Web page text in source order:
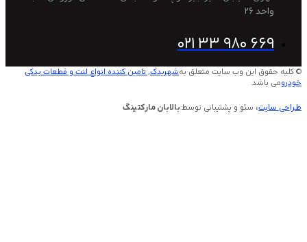
021 33 980
وب سایت متعلق بهشهریدک, تامین کننده انواع لنت و قطعات یدکی
، سئو و پشتیبانی توسط:بالابان مارکتینگ